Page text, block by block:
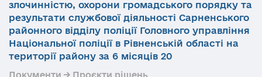
злочинністю, охорони громадського порядку та
результати службової діяльності Сарненського
районного відділу поліції Головного управління
Національної поліції в Рівненській області на
території району за 6 місяців 20
Документи → Проєкти рішень